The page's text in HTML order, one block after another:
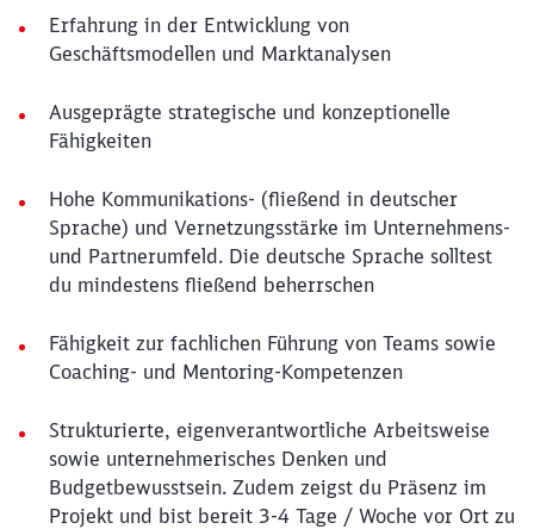
Erfahrung in der Entwicklung von
Geschäftsmodellen und Marktanalysen
Ausgeprägte strategische und konzeptionelle
Fähigkeiten
Hohe Kommunikations- (fließend in deutscher
Sprache) und Vernetzungsstärke im Unternehmens-
und Partnerumfeld. Die deutsche Sprache solltest
du mindestens fließend beherrschen
Fähigkeit zur fachlichen Führung von Teams sowie
Coaching- und Mentoring-Kompetenzen
Strukturierte, eigenverantwortliche Arbeitsweise
sowie unternehmerisches Denken und
Budgetbewusstsein. Zudem zeigst du Präsenz im
Projekt und bist bereit 3-4 Tage / Woche vor Ort zu